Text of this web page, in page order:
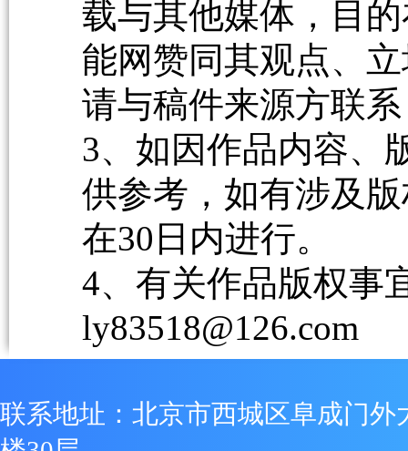
载与其他媒体，目
能网赞同其观点、
请与稿件来源方联
3、如因作品内容、
供参考，如有涉及
在30日内进行。
4、有关作品版权事
ly83518@126.com
联系地址：北京市西城区阜成门外